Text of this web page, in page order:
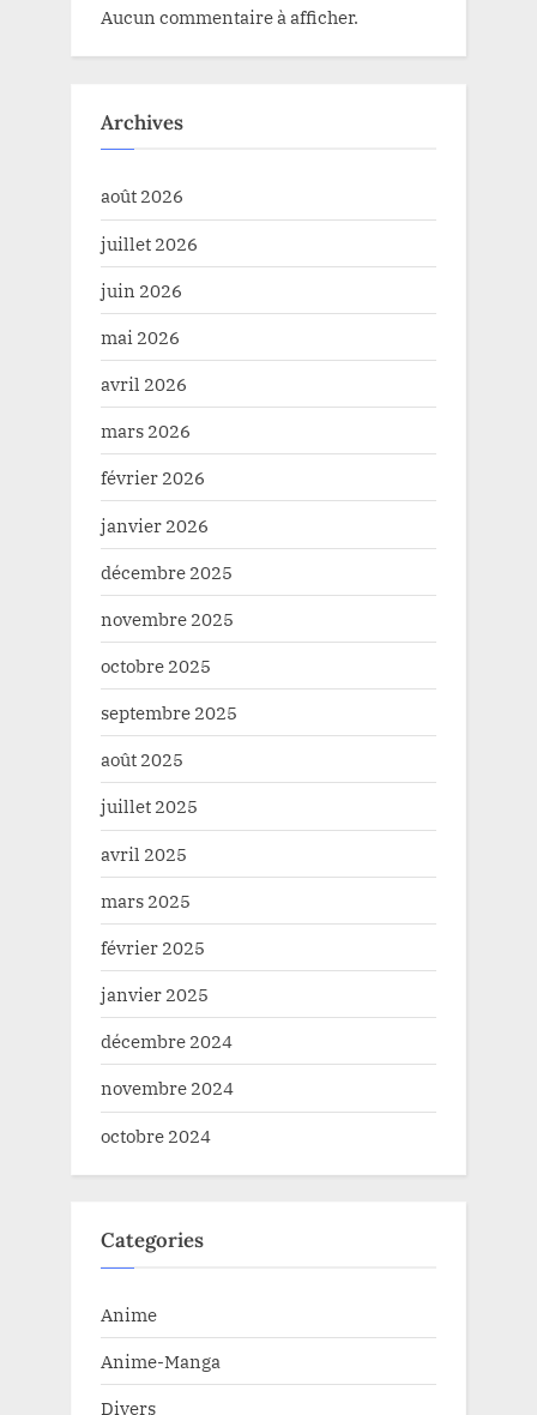
Aucun commentaire à afficher.
Archives
août 2026
juillet 2026
juin 2026
mai 2026
avril 2026
mars 2026
février 2026
janvier 2026
décembre 2025
novembre 2025
octobre 2025
septembre 2025
août 2025
juillet 2025
avril 2025
mars 2025
février 2025
janvier 2025
décembre 2024
novembre 2024
octobre 2024
Categories
Anime
Anime-Manga
Divers